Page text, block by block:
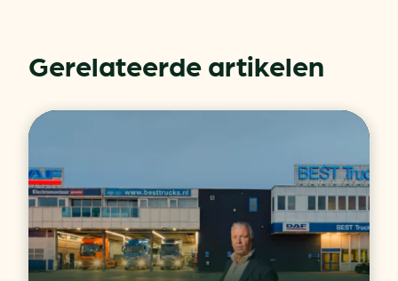
Gerelateerde artikelen